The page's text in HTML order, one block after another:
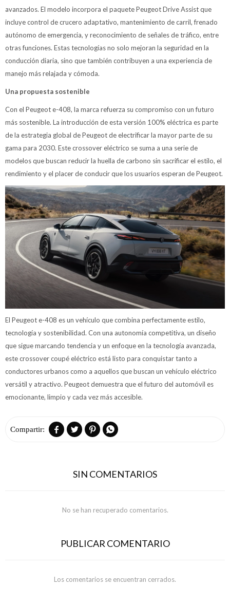
avanzados. El modelo incorpora el paquete Peugeot Drive Assist que
incluye control de crucero adaptativo, mantenimiento de carril, frenado
autónomo de emergencia, y reconocimiento de señales de tráfico, entre
otras funciones. Estas tecnologías no solo mejoran la seguridad en la
conducción diaria, sino que también contribuyen a una experiencia de
manejo más relajada y cómoda.
Una propuesta sostenible
Con el Peugeot e-408, la marca refuerza su compromiso con un futuro
más sostenible. La introducción de esta versión 100% eléctrica es parte
de la estrategia global de Peugeot de electrificar la mayor parte de su
gama para 2030. Este crossover eléctrico se suma a una serie de
modelos que buscan reducir la huella de carbono sin sacrificar el estilo, el
rendimiento y el placer de conducir que los usuarios esperan de Peugeot.
El Peugeot e-408 es un vehículo que combina perfectamente estilo,
tecnología y sostenibilidad. Con una autonomía competitiva, un diseño
que sigue marcando tendencia y un enfoque en la tecnología avanzada,
este crossover coupé eléctrico está listo para conquistar tanto a
conductores urbanos como a aquellos que buscan un vehículo eléctrico
versátil y atractivo. Peugeot demuestra que el futuro del automóvil es
emocionante, limpio y cada vez más accesible.
   
SIN COMENTARIOS
No se han recuperado comentarios.
PUBLICAR COMENTARIO
Los comentarios se encuentran cerrados.